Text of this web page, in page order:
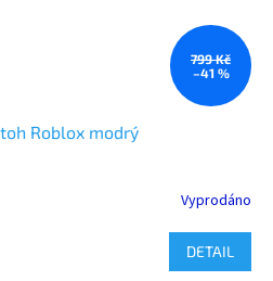
799 Kč
–41 %
Roblox modrý
Vyprodáno
DETAIL